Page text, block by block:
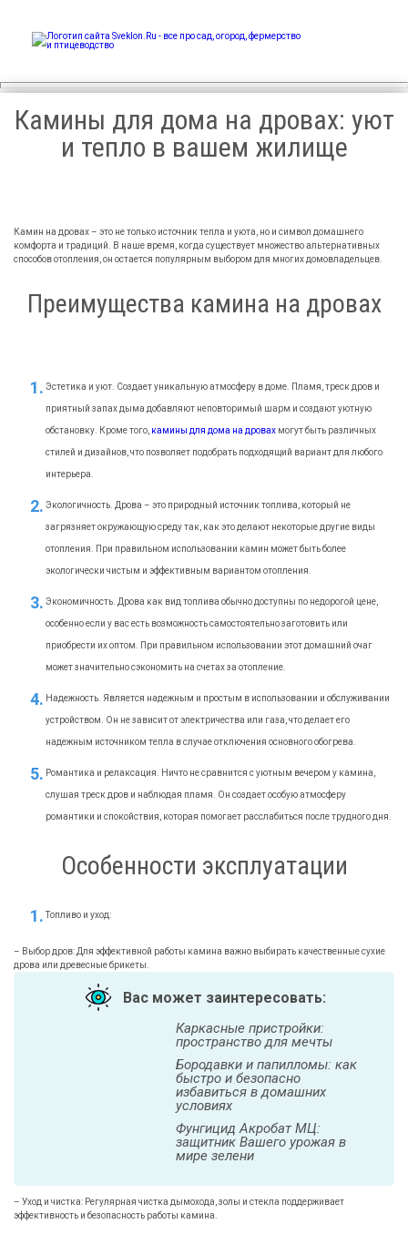
огород, фермерство и
птицеводство
Камины для дома на дровах: уют
и тепло в вашем жилище
Камин на дровах – это не только источник тепла и уюта, но и символ домашнего
комфорта и традиций. В наше время, когда существует множество альтернативных
способов отопления, он остается популярным выбором для многих домовладельцев.
Преимущества камина на дровах
Эстетика и уют. Создает уникальную атмосферу в доме. Пламя, треск дров и
приятный запах дыма добавляют неповторимый шарм и создают уютную
обстановку. Кроме того, камины для дома на дровах могут быть различных
стилей и дизайнов, что позволяет подобрать подходящий вариант для любого
интерьера.
Экологичность. Дрова – это природный источник топлива, который не
загрязняет окружающую среду так, как это делают некоторые другие виды
отопления. При правильном использовании камин может быть более
экологически чистым и эффективным вариантом отопления.
Экономичность. Дрова как вид топлива обычно доступны по недорогой цене,
особенно если у вас есть возможность самостоятельно заготовить или
приобрести их оптом. При правильном использовании этот домашний очаг
может значительно сэкономить на счетах за отопление.
Надежность. Является надежным и простым в использовании и обслуживании
устройством. Он не зависит от электричества или газа, что делает его
надежным источником тепла в случае отключения основного обогрева.
Романтика и релаксация. Ничто не сравнится с уютным вечером у камина,
слушая треск дров и наблюдая пламя. Он создает особую атмосферу
романтики и спокойствия, которая помогает расслабиться после трудного дня.
Особенности эксплуатации
Топливо и уход:
– Выбор дров: Для эффективной работы камина важно выбирать качественные сухие
дрова или древесные брикеты.
Вас может заинтересовать:
Каркасные пристройки:
пространство для мечты
Бородавки и папилломы: как
быстро и безопасно
избавиться в домашних
условиях
Фунгицид Акробат МЦ:
защитник Вашего урожая в
мире зелени
– Уход и чистка: Регулярная чистка дымохода, золы и стекла поддерживает
эффективность и безопасность работы камина.